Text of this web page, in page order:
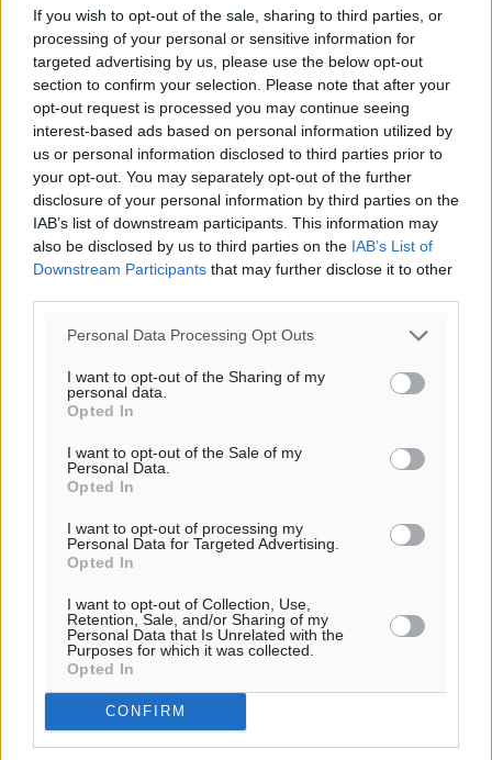
If you wish to opt-out of the sale, sharing to third parties, or
processing of your personal or sensitive information for
targeted advertising by us, please use the below opt-out
section to confirm your selection. Please note that after your
opt-out request is processed you may continue seeing
interest-based ads based on personal information utilized by
us or personal information disclosed to third parties prior to
your opt-out. You may separately opt-out of the further
disclosure of your personal information by third parties on the
IAB’s list of downstream participants. This information may
also be disclosed by us to third parties on the IAB’s List of
Downstream Participants that may further disclose it to other
Personal Data Processing Opt Outs
I want to opt-out of the Sharing of my
personal data.
Opted In
I want to opt-out of the Sale of my
Personal Data.
Opted In
I want to opt-out of processing my
Personal Data for Targeted Advertising.
Opted In
I want to opt-out of Collection, Use,
Retention, Sale, and/or Sharing of my
Personal Data that Is Unrelated with the
Purposes for which it was collected.
Opted In
CONFIRM
Ροή ειδήσεων
Τριήμερο εξόδου: Πάνω από 129.000 επιβάτες
αναχωρούν από Πειραιά, Ραφήνα και Λαύριο
Ειδήσεις
Τι αλλάζει το χωροταξικό στις τουριστικές επενδύσεις
Τοπικές Ειδήσεις